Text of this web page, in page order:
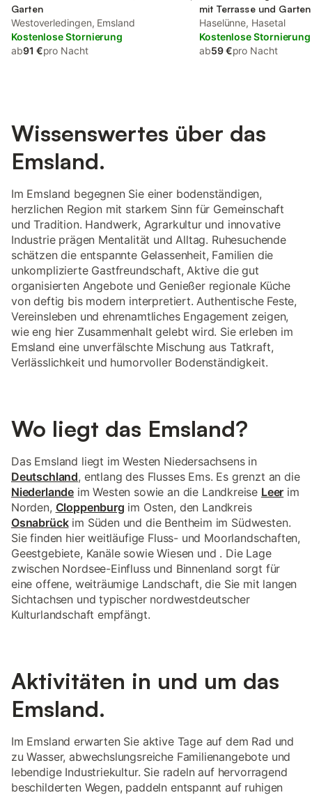
Garten
Westoverledingen, Emsland
Kostenlose Stornierung
ab91 €pro Nacht
mit Terrasse und Garten
Haselünne, Hasetal
Kostenlose Stornierung
ab59 €pro Nacht
Wissenswertes über das
Emsland.
Im Emsland begegnen Sie einer bodenständigen,
herzlichen Region mit starkem Sinn für Gemeinschaft
und Tradition. Handwerk, Agrarkultur und innovative
Industrie prägen Mentalität und Alltag. Ruhesuchende
schätzen die entspannte Gelassenheit, Familien die
unkomplizierte Gastfreundschaft, Aktive die gut
organisierten Angebote und Genießer regionale Küche
von deftig bis modern interpretiert. Authentische Feste,
Vereinsleben und ehrenamtliches Engagement zeigen,
wie eng hier Zusammenhalt gelebt wird. Sie erleben im
Emsland eine unverfälschte Mischung aus Tatkraft,
Verlässlichkeit und humorvoller Bodenständigkeit.
Wo liegt das Emsland?
Das Emsland liegt im Westen Niedersachsens in
Deutschland, entlang des Flusses Ems. Es grenzt an die
Niederlande im Westen sowie an die Landkreise Leer im
Norden, Cloppenburg im Osten, den Landkreis
Osnabrückim Süden und die Bentheim im Südwesten.
Sie finden hier weitläufige Fluss- und Moorlandschaften,
Geestgebiete, Kanäle sowie Wiesen und . Die Lage
zwischen Nordsee-Einfluss und Binnenland sorgt für
eine offene, weiträumige Landschaft, die Sie mit langen
Sichtachsen und typischer nordwestdeutscher
Kulturlandschaft empfängt.
Aktivitäten in und um das
Emsland.
Im Emsland erwarten Sie aktive Tage auf dem Rad und
zu Wasser, abwechslungsreiche Familienangebote und
lebendige Industriekultur. Sie radeln auf hervorragend
beschilderten Wegen, paddeln entspannt auf ruhigen